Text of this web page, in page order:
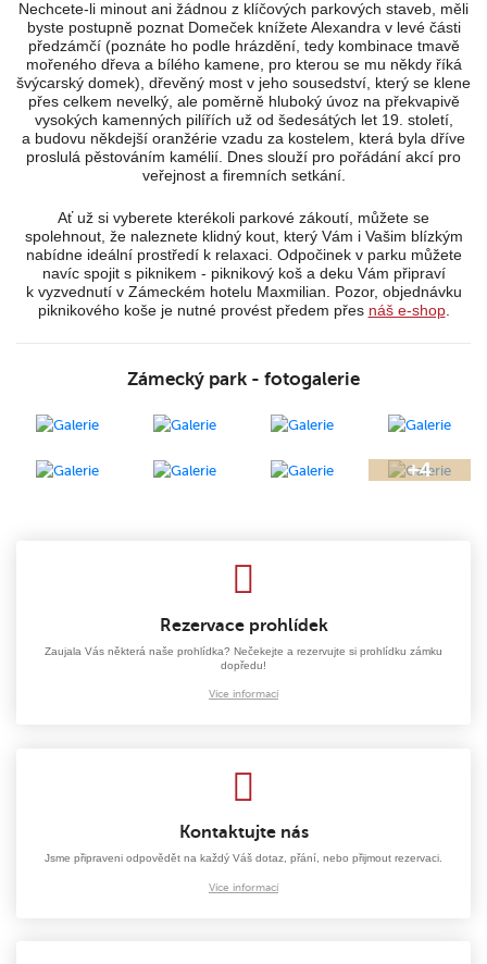
Nechcete-li minout ani žádnou z klíčových parkových staveb, měli
byste postupně poznat Domeček knížete Alexandra v levé části
předzámčí (poznáte ho podle hrázdění, tedy kombinace tmavě
mořeného dřeva a bílého kamene, pro kterou se mu někdy říká
švýcarský domek), dřevěný most v jeho sousedství, který se klene
přes celkem nevelký, ale poměrně hluboký úvoz na překvapivě
vysokých kamenných pilířích už od šedesátých let 19. století,
a budovu někdejší oranžérie vzadu za kostelem, která byla dříve
proslulá pěstováním kamélií. Dnes slouží pro pořádání akcí pro
veřejnost a firemních setkání.
Ať už si vyberete kterékoli parkové zákoutí, můžete se
spolehnout, že naleznete klidný kout, který Vám i Vašim blízkým
nabídne ideální prostředí k relaxaci. Odpočinek v parku můžete
navíc spojit s piknikem - piknikový koš a deku Vám připraví
k vyzvednutí v Zámeckém hotelu Maxmilian. Pozor, objednávku
piknikového koše je nutné provést předem přes náš e-shop.
Zámecký park - fotogalerie
Rezervace prohlídek
Zaujala Vás některá naše prohlídka? Nečekejte a rezervujte si prohlídku zámku
dopředu!
Více informací
Kontaktujte nás
Jsme připraveni odpovědět na každý Váš dotaz, přání, nebo přijmout rezervaci.
Více informací